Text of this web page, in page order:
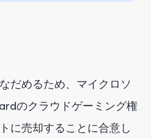
だめるため、マイクロソ
のクラウドゲーミング権
に売却することに合意し